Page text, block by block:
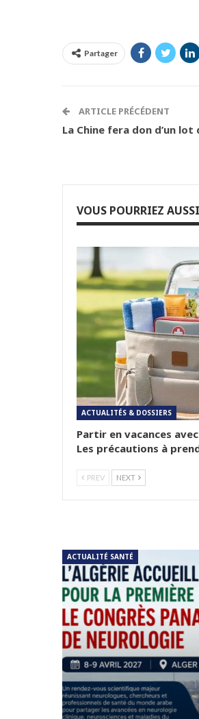
Partager
ARTICLE PRÉCÉDENT
La Chine fera don d’un lot
VOUS POURRIEZ
ACTUALITÉS & DOSSIERS
Partir en vacances
Les précautions à
PREV NEXT
ACTUALITÉ SANTÉ